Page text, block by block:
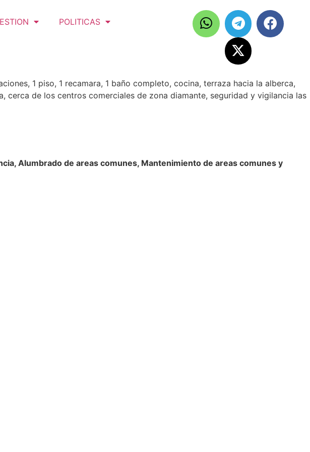
POLITICAS
1 piso, 1 recamara, 1 baño completo, cocina, terraza hacia la alberca,
cerca de los centros comerciales de zona diamante, seguridad y vigilancia las
Alumbrado de areas comunes, Mantenimiento de areas comunes y